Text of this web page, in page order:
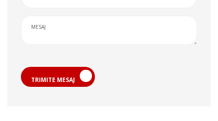
TRIMITE MESAJ